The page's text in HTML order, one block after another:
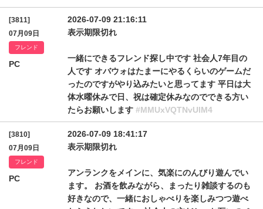
[3811]
07月09日
フレンド
PC
2026-07-09 21:16:11
表示期限切れ
一緒にできるフレンド探し中です 社会人7年目の
人です オバウォはたまーにやるくらいのゲームだ
ったのですがやり込みたいと思ってます 平日は大
体水曜休みで日、祝は確定休みなのでできる方い
たらお願いします #MMUxVQTNvUlM4
[3810]
07月09日
フレンド
PC
2026-07-09 18:41:17
表示期限切れ
アンランクをメインに、気楽にのんびり遊んでい
ます。 お酒を飲みながら、まったり雑談するのも
好きなので、一緒におしゃべりを楽しみつつ遊べ